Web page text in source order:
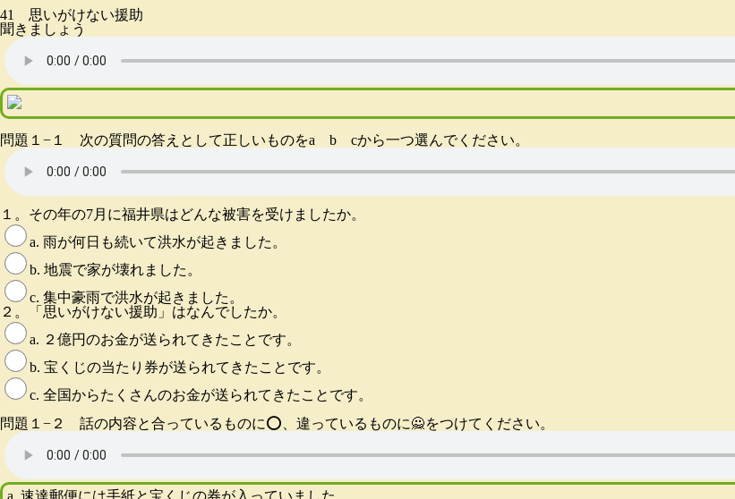
41 思いがけない援助
聞きましょう
問題１−１ 次の質問の答えとして正しいものをa b cから一つ選んでください。
１。その年の7月に福井県はどんな被害を受けましたか。
a. 雨が何日も続いて洪水が起きました。
b. 地震で家が壊れました。
c. 集中豪雨で洪水が起きました。
２。「思いがけない援助」はなんでしたか。
a. ２億円のお金が送られてきたことです。
b. 宝くじの当たり券が送られてきたことです。
c. 全国からたくさんのお金が送られてきたことです。
問題１−２ 話の内容と合っているものに⭕️、違っているものに🙅をつけてください。
a. 速達郵便には手紙と宝くじの券が入っていました。